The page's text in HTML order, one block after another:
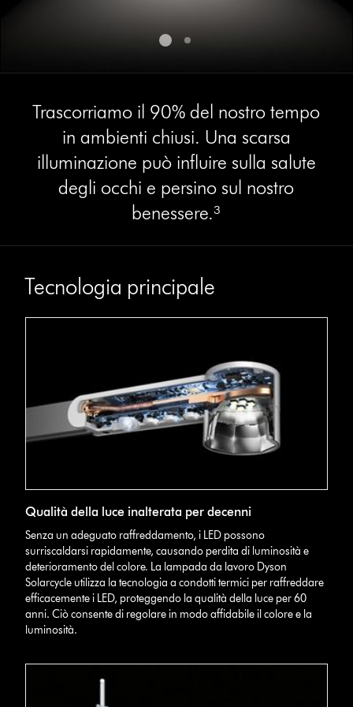
Trascorriamo il 90% del nostro tempo
in ambienti chiusi. Una scarsa
illuminazione può influire sulla salute
degli occhi e persino sul nostro
benessere.³
Tecnologia principale
Qualità della luce inalterata per decenni
Senza un adeguato raffreddamento, i LED possono
surriscaldarsi rapidamente, causando perdita di luminosità e
deterioramento del colore. La lampada da lavoro Dyson
Solarcycle utilizza la tecnologia a condotti termici per raffreddare
efficacemente i LED, proteggendo la qualità della luce per 60
anni. Ciò consente di regolare in modo affidabile il colore e la
luminosità.